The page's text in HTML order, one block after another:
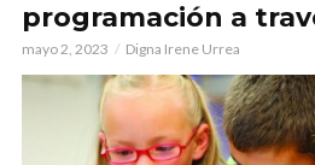
programación a
mayo 2, 2023 Digna Irene Urrea